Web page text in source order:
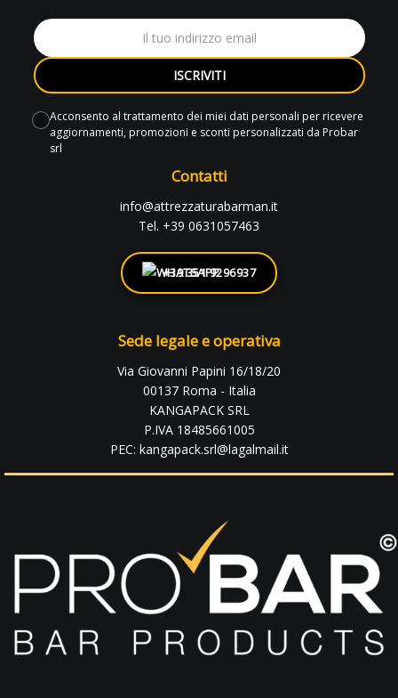
ISCRIVITI
Acconsento al trattamento dei miei dati personali per ricevere
aggiornamenti, promozioni e sconti personalizzati da Probar
srl
Contatti
info@attrezzaturabarman.it
Tel. +39 0631057463
+39 351 9296937
Sede legale e operativa
Via Giovanni Papini 16/18/20
00137 Roma - Italia
KANGAPACK SRL
P.IVA 18485661005
PEC: kangapack.srl@lagalmail.it